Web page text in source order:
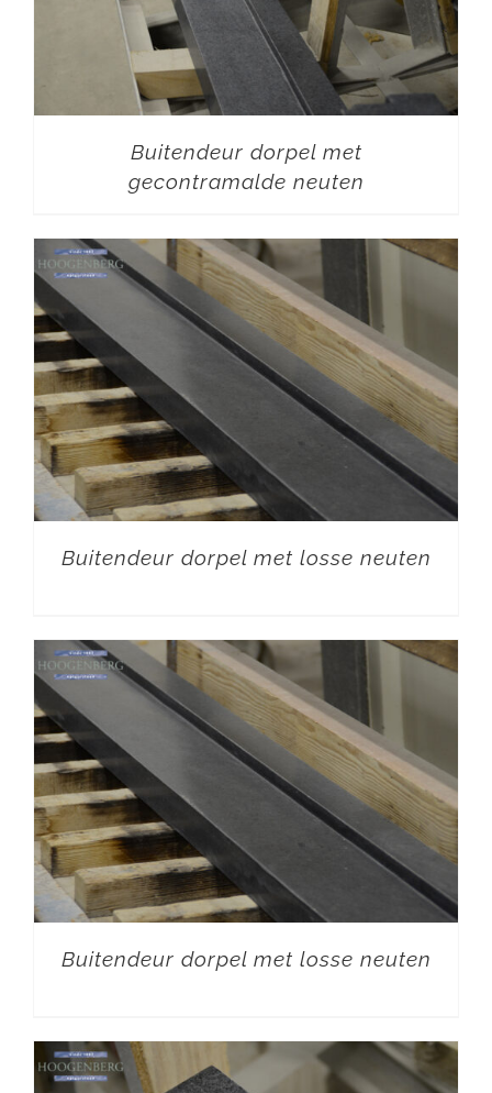
Buitendeur dorpel met
gecontramalde neuten
Buitendeur dorpel met losse neuten
Buitendeur dorpel met losse neuten